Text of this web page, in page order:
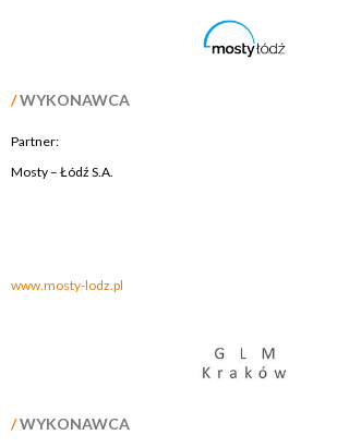
/WYKONAWCA
Partner:
Mosty – Łódź S.A.
www.mosty-lodz.pl
/WYKONAWCA